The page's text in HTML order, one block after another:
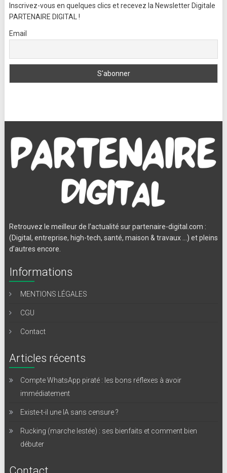
Inscrivez-vous en quelques clics et recevez la Newsletter Digitale
PARTENAIRE DIGITAL !
Email
Retrouvez le meilleur de l’actualité sur partenaire-digital.com :
(Digital, entreprise, high-tech, santé, maison & travaux …) et pleins
d’autres encore.
Informations
MENTIONS LÉGALES
CGU
Contact
Articles récents
Compte WhatsApp piraté : les bons réflexes à avoir
immédiatement
Existe-t-il une IA sans censure ?
Rucking (marche lestée) : ses bienfaits et comment bien
débuter